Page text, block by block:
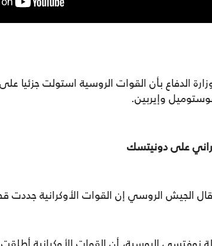
الدفاع بأن القوات الروسية استولت
وإيربين.
على دونيتسك
الجيش الروسي إن القوات الأوكرانية